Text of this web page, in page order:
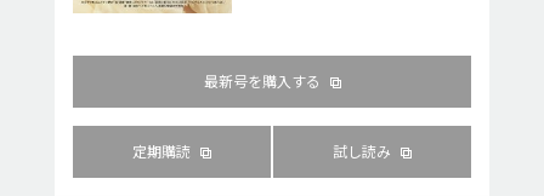
最新号を購入する
定期購読 試し読み